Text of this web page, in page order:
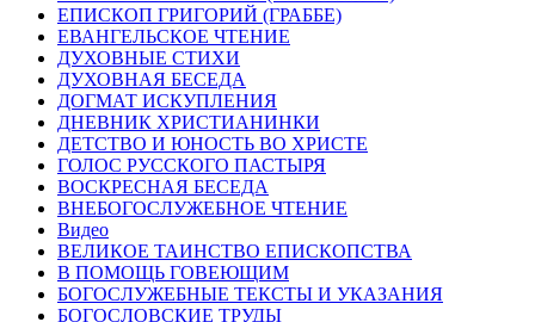
ЕПИСКОП ГРИГОРИЙ (ГРАББЕ)
ЕВАНГЕЛЬСКОЕ ЧТЕНИЕ
ДУХОВНЫЕ СТИХИ
ДУХОВНАЯ БЕСЕДА
ДОГМАТ ИСКУПЛЕНИЯ
ДНЕВНИК ХРИСТИАНИНКИ
ДЕТСТВО И ЮНОСТЬ ВО ХРИСТЕ
ГОЛОС РУССКОГО ПАСТЫРЯ
ВОСКРЕСНАЯ БЕСЕДА
ВНЕБОГОСЛУЖЕБНОЕ ЧТЕНИЕ
Видео
ВЕЛИКОЕ ТАИНСТВО ЕПИСКОПСТВА
В ПОМОЩЬ ГОВЕЮЩИМ
БОГОСЛУЖЕБНЫЕ ТЕКСТЫ И УКАЗАНИЯ
БОГОСЛОВСКИЕ ТРУДЫ